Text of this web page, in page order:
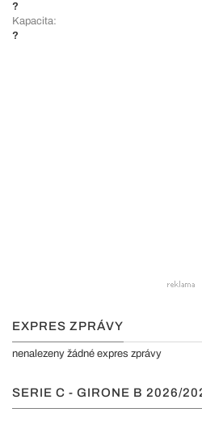
?
Kapacita:
?
EXPRES ZPRÁVY
nenalezeny žádné expres zprávy
SERIE C - GIRONE B 2026/